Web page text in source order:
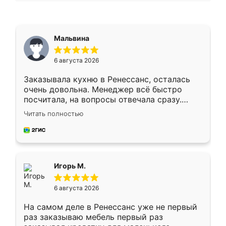
Мальвина
6 августа 2026
Заказывала кухню в Ренессанс, осталась
очень довольна. Менеджер всё быстро
посчитала, на вопросы отвечала сразу.
Замерщик приехал в субботу, подошёл к
делу со всей ответственностью. Собрали
за день, ребята работали аккуратно, даже
Читать полностью
Игорь М.
6 августа 2026
На самом деле в Ренессанс уже не первый
раз заказываю мебель первый раз